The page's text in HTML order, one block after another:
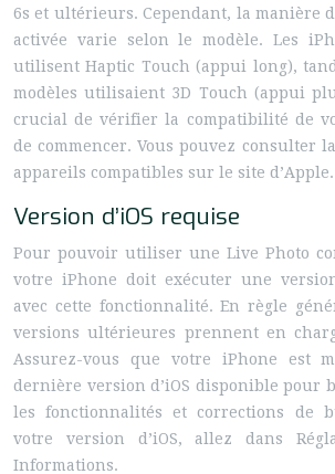
6s et ultérieurs. Cependant, la manière
activée varie selon le modèle. Les
utilisent Haptic Touch (appui long),
modèles utilisaient 3D Touch (appui
crucial de vérifier la compatibilité de
de commencer. Vous pouvez consulter
appareils compatibles sur le site d’Apple.
Version d’iOS requise
Pour pouvoir utiliser une Live Photo
votre iPhone doit exécuter une
avec cette fonctionnalité. En règle
versions ultérieures prennent en
Assurez-vous que votre iPhone est
dernière version d’iOS disponible pour
les fonctionnalités et corrections de
votre version d’iOS, allez dans
Informations.